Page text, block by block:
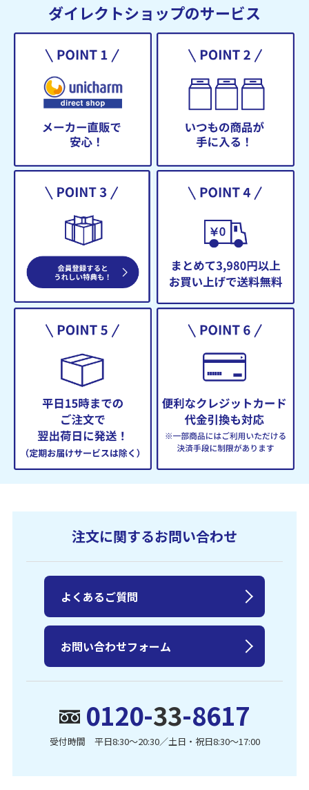
ダイレクトショップのサービス
注文に関するお問い合わせ
0120-33-8617
受付時間 平日8:30〜20:30／土日・祝日8:30〜17:00
よくあるご質問
お問い合わせフォーム